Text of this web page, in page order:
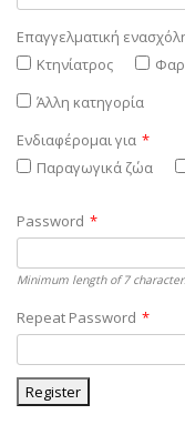
Επαγγελματική
Κτηνίατρος
Άλλη κατηγορία
Ενδιαφέρομαι για *
Παραγωγικά ζώα
Password *
Minimum length of 7
Repeat Password *